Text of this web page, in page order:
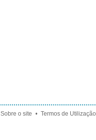
Sobre o site • Termos de Utilização